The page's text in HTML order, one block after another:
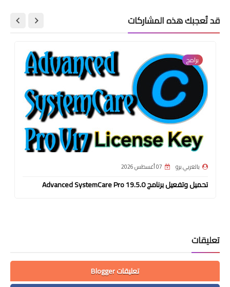
قد تُعجبك هذه المشاركات
برامج
بالعربي برو 07 أغسطس 2026
تحميل وتفعيل برنامج Advanced SystemCare Pro 19.5.0
تعليقات
تعليقات Blogger